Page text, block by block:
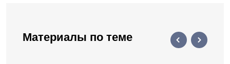
Материалы по теме